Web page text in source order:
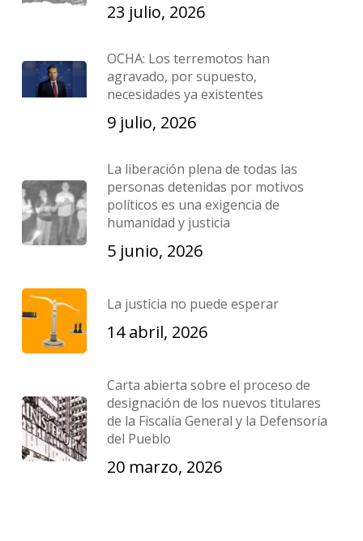
23 julio, 2026
OCHA: Los terremotos han
agravado, por supuesto,
necesidades ya existentes
9 julio, 2026
La liberación plena de todas las
personas detenidas por motivos
políticos es una exigencia de
humanidad y justicia
5 junio, 2026
La justicia no puede esperar
14 abril, 2026
Carta abierta sobre el proceso de
designación de los nuevos titulares
de la Fiscalía General y la Defensoría
del Pueblo
20 marzo, 2026